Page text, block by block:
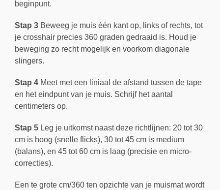
beginpunt.
Stap 3 Beweeg je muis één kant op, links of rechts, tot
je crosshair precies 360 graden gedraaid is. Houd je
beweging zo recht mogelijk en voorkom diagonale
slingers.
Stap 4 Meet met een liniaal de afstand tussen de tape
en het eindpunt van je muis. Schrijf het aantal
centimeters op.
Stap 5 Leg je uitkomst naast deze richtlijnen: 20 tot 30
cm is hoog (snelle flicks), 30 tot 45 cm is medium
(balans), en 45 tot 60 cm is laag (precisie en micro-
correcties).
Een te grote cm/360 ten opzichte van je muismat wordt